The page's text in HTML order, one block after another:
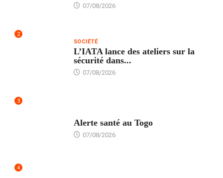
07/08/2026
2
SOCIÉTÉ
L’IATA lance des ateliers sur la
sécurité dans...
07/08/2026
3
Alerte santé au Togo
07/08/2026
4